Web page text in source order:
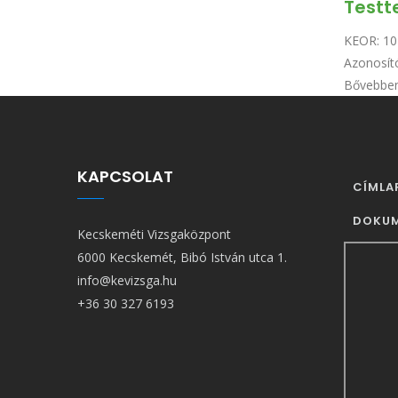
KEOR:
KAPCSOLAT
Kecskeméti Vizsgaközpont
6000 Kecskemét, Bibó István utca 1.
info@kevizsga.hu
+36 30 327 6193
FŐ